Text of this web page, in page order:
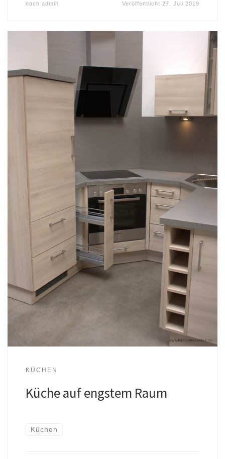
nach admin Veröffentlicht 27. Juli 2019
KÜCHEN
Küche auf engstem Raum
Küchen